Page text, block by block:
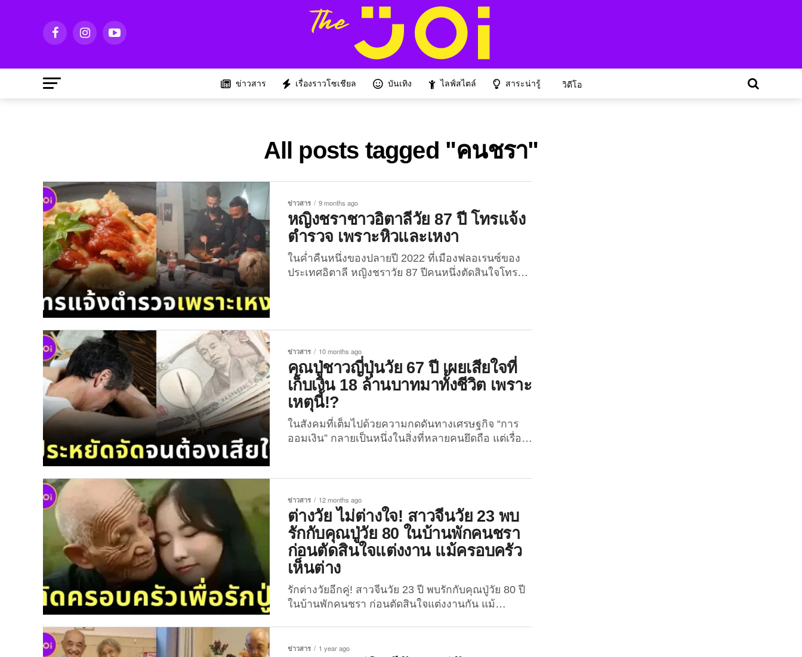
ข่าวสาร เรื่องราวโซเชียล บันเทิง ไลฟ์สไตล์ สาระน่ารู้ วิดีโอ
All posts tagged "คนชรา"
ข่าวสาร 9 months ago
หญิงชราชาวอิตาลีวัย 87 ปี โทรแจ้ง
ตำรวจ เพราะหิวและเหงา
ในค่ำคืนหนึ่งของปลายปี 2022 ที่เมืองฟลอเรนซ์ของ
ประเทศอิตาลี หญิงชราวัย 87 ปีคนหนึ่งตัดสินใจโทร
หนึ่ง ผู้ดูแลของเธอกลับไม่ได้มาปรากฏตัวและเธอก็ไม่
เมื่อได้คุยกับเขาหญิงชราจึงไม่ได้ขอความช่วยเหลือ
จากลูกชายและยังบอกเขาด้วยว่า “แม่สบายดี ไม่ต้อง
ห่วง” ทั้งที่ในความเป็นจริง เธอเหนื่อย อ่อนแรง และทำ
อาหารไม่ได้เพราะเจ็บแขน สุดท้ายเมื่อความหิวและ
ความเหงาเริ่มเกินทน หญิงชราจึงโทรศัพท์ไปยังสาย
ด่วนฉุกเฉินของตำรวจ พร้อมเสียงสั่นเครือว่า “ฉัน
เหนื่อยและหิว…...
ข่าวสาร 10 months ago
คุณปู่ชาวญี่ปุ่นวัย 67 ปี เผยเสียใจที่
เก็บเงิน 18 ล้านบาทมาทั้งชีวิต เพราะ
เหตุนี้!?
ในสังคมที่เต็มไปด้วยความกดดันทางเศรษฐกิจ “การ
ออมเงิน” กลายเป็นหนึ่งในสิ่งที่หลายคนยึดถือ แต่เรื่อง
แม้จะสามารถเก็บเงินได้ถึง 65 ล้านเยน หรือประมาณ
18 ล้านบาท จากการใช้ชีวิตแบบประหยัดสุดขีดมา
ตลอดหลายสิบปี แต่สุดท้ายกลับต้อง “เสียใจ” ที่เลือกทำ
สิ่งนี้มาทั้งชีวิต! “คุณปู่ซูซูกิ” รักษาวินัยทางการเงิน
อย่างเคร่งครัดมาตั้งแต่เริ่มทำงานหลังเรียนจบ เขาไม่
เคยกินอาหารในร้าน ไม่เปิดแอร์แม้ในวันที่อากาศร้อน
จัด...
ข่าวสาร 12 months ago
ต่างวัย ไม่ต่างใจ! สาวจีนวัย 23 พบ
รักกับคุณปู่วัย 80 ในบ้านพักคนชรา
ก่อนตัดสินใจแต่งงาน แม้ครอบครัว
เห็นต่าง
รักต่างวัยอีกคู่! สาวจีนวัย 23 ปี พบรักกับคุณปู่วัย 80 ปี
ในบ้านพักคนชรา ก่อนตัดสินใจแต่งงานกัน แม้
อเป่ย์ของประเทศจีนคู่หนึ่งได้กลายเป็นกระแสไวรัลบน
ข่าวสาร 1 year ago